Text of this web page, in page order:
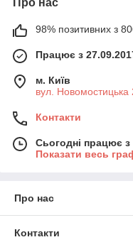
Про нас
98% позитивних з
Працює з
м. Київ
вул. Новомостицька
Контакти
Сьогодні працює
Показати весь
Про нас
Контакти